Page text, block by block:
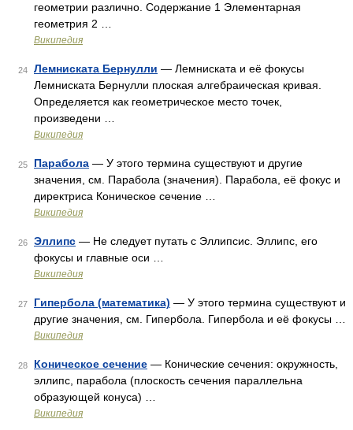
геометрии различно. Содержание 1 Элементарная
геометрия 2 …
Википедия
24 Лемниската Бернулли — Лемниската и её фокусы
Лемниската Бернулли плоская алгебраическая кривая.
Определяется как геометрическое место точек,
произведени …
Википедия
25 Парабола — У этого термина существуют и другие
значения, см. Парабола (значения). Парабола, её фокус и
директриса Коническое сечение …
Википедия
26 Эллипс — Не следует путать с Эллипсис. Эллипс, его
фокусы и главные оси …
Википедия
27 Гипербола (математика) — У этого термина существуют и
другие значения, см. Гипербола. Гипербола и её фокусы …
Википедия
28 Коническое сечение — Конические сечения: окружность,
эллипс, парабола (плоскость сечения параллельна
образующей конуса) …
Википедия